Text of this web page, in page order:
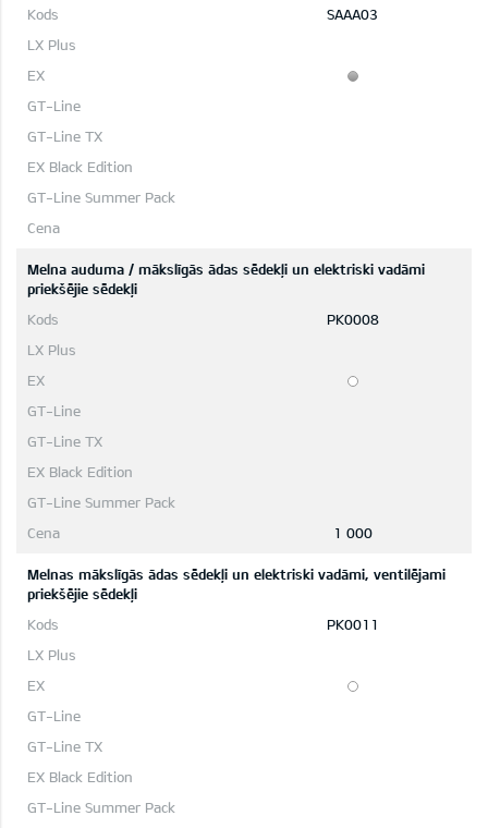
SAAA03
Melna auduma / mākslīgās ādas sēdekļi un elektriski vadāmi
priekšējie sēdekļi
PK0008
1 000
Melnas mākslīgās ādas sēdekļi un elektriski vadāmi, ventilējami
priekšējie sēdekļi
PK0011